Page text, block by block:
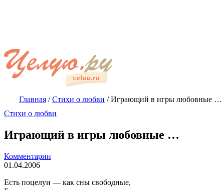
Главная /Стихи о любви /Играющий в игры любовные …
Стихи о любви
Играющий в игры любовные …
Комментарии
01.04.2006
Есть поцелуи — как сны свободные,